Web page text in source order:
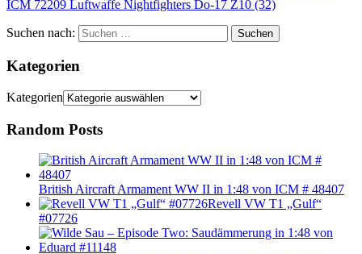
Suchen nach: Suchen
Kategorien
Kategorien
Random Posts
British Aircraft Armament WW II in 1:48 von ICM # 48407
Revell VW T1 „Gulf“
#07726